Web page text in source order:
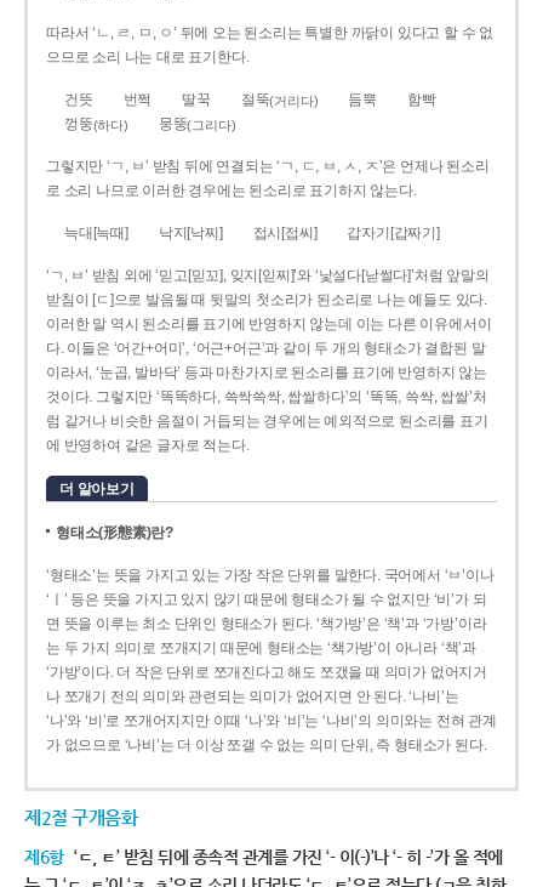
따라서 ‘ㄴ, ㄹ, ㅁ, ㅇ’ 뒤에 오는 된소리는 특별한 까닭이 있다고 할 수 없
으므로 소리 나는 대로 표기한다.
건뜻 번쩍 딸꾹 절뚝(거리다) 듬뿍
함빡
껑뚱(하다) 뭉뚱(그리다)
그렇지만 ‘ㄱ, ㅂ’ 받침 뒤에 연결되는 ‘ㄱ, ㄷ, ㅂ, ㅅ, ㅈ’은 언제나 된소리
로 소리 나므로 이러한 경우에는 된소리로 표기하지 않는다.
늑대[늑때] 낙지[낙찌] 접시[접씨] 갑자기[갑짜기]
‘ㄱ, ㅂ’ 받침 외에 ‘믿고[믿꼬], 잊지[읻찌]’와 ‘낯설다[낟썰다]’처럼 앞말의
받침이 [ㄷ]으로 발음될 때 뒷말의 첫소리가 된소리로 나는 예들도 있다.
이러한 말 역시 된소리를 표기에 반영하지 않는데 이는 다른 이유에서이
다. 이들은 ‘어간+어미’, ‘어근+어근’과 같이 두 개의 형태소가 결합된 말
이라서, ‘눈곱, 발바닥’ 등과 마찬가지로 된소리를 표기에 반영하지 않는
것이다. 그렇지만 ‘똑똑하다, 쓱싹쓱싹, 쌉쌀하다’의 ‘똑똑, 쓱싹, 쌉쌀’처
럼 같거나 비슷한 음절이 거듭되는 경우에는 예외적으로 된소리를 표기
에 반영하여 같은 글자로 적는다.
더 알아보기
형태소(形態素)란?
‘형태소’는 뜻을 가지고 있는 가장 작은 단위를 말한다. 국어에서 ‘ㅂ’이나
‘ㅣ’ 등은 뜻을 가지고 있지 않기 때문에 형태소가 될 수 없지만 ‘비’가 되
면 뜻을 이루는 최소 단위인 형태소가 된다. ‘책가방’은 ‘책’과 ‘가방’이라
는 두 가지 의미로 쪼개지기 때문에 형태소는 ‘책가방’이 아니라 ‘책’과
‘가방’이다. 더 작은 단위로 쪼개진다고 해도 쪼갰을 때 의미가 없어지거
나 쪼개기 전의 의미와 관련되는 의미가 없어지면 안 된다. ‘나비’는
‘나’와 ‘비’로 쪼개어지지만 이때 ‘나’와 ‘비’는 ‘나비’의 의미와는 전혀 관계
가 없으므로 ‘나비’는 더 이상 쪼갤 수 없는 의미 단위, 즉 형태소가 된다.
제2절 구개음화
제6항 ‘ㄷ, ㅌ’ 받침 뒤에 종속적 관계를 가진 ‘- 이(-)’나 ‘- 히 -’가 올 적에